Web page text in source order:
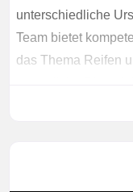
unterschiedliche
Team bietet
das Thema Reifen